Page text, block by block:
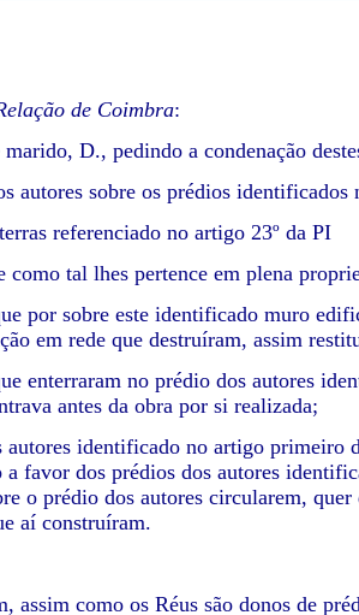
de Coimbra:
D., pedindo a condenação
autores sobre os prédios identificados
referenciado no artigo 23º da PI
tal lhes pertence em plena
por sobre este identificado muro
em rede que destruíram, assim
enterraram no prédio dos autores
antes da obra por si realizada;
autores identificado no artigo primeiro
favor dos prédios dos autores
o prédio dos autores circularem, quer
aí construíram.
assim como os Réus são donos de